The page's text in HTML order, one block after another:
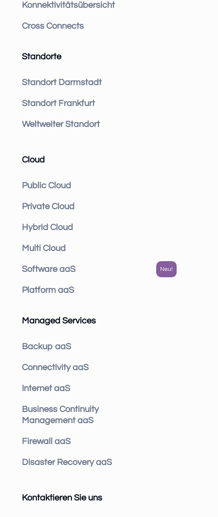
Konnektivitätsübersicht
Cross Connects
Standorte
Standort Darmstadt
Standort Frankfurt
Weltweiter Standort
Cloud
Public Cloud
Private Cloud
Hybrid Cloud
Multi Cloud
Software aaS
Platform aaS
Managed Services
Backup aaS
Connectivity aaS
Internet aaS
Business Continuity
Management aaS
Firewall aaS
Disaster Recovery aaS
Kontaktieren Sie uns